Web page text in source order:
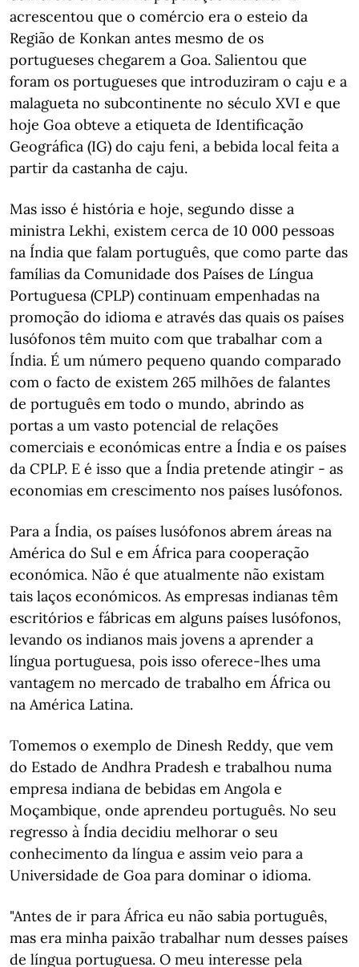
acrescentou que o comércio era o esteio da
Região de Konkan antes mesmo de os
portugueses chegarem a Goa. Salientou que
foram os portugueses que introduziram o caju e a
malagueta no subcontinente no século XVI e que
hoje Goa obteve a etiqueta de Identificação
Geográfica (IG) do caju feni, a bebida local feita a
partir da castanha de caju.
Mas isso é história e hoje, segundo disse a
ministra Lekhi, existem cerca de 10 000 pessoas
na Índia que falam português, que como parte das
famílias da Comunidade dos Países de Língua
Portuguesa (CPLP) continuam empenhadas na
promoção do idioma e através das quais os países
lusófonos têm muito com que trabalhar com a
Índia. É um número pequeno quando comparado
com o facto de existem 265 milhões de falantes
de português em todo o mundo, abrindo as
portas a um vasto potencial de relações
comerciais e económicas entre a Índia e os países
da CPLP. E é isso que a Índia pretende atingir - as
economias em crescimento nos países lusófonos.
Para a Índia, os países lusófonos abrem áreas na
América do Sul e em África para cooperação
económica. Não é que atualmente não existam
tais laços económicos. As empresas indianas têm
escritórios e fábricas em alguns países lusófonos,
levando os indianos mais jovens a aprender a
língua portuguesa, pois isso oferece-lhes uma
vantagem no mercado de trabalho em África ou
na América Latina.
Tomemos o exemplo de Dinesh Reddy, que vem
do Estado de Andhra Pradesh e trabalhou numa
empresa indiana de bebidas em Angola e
Moçambique, onde aprendeu português. No seu
regresso à Índia decidiu melhorar o seu
conhecimento da língua e assim veio para a
Universidade de Goa para dominar o idioma.
"Antes de ir para África eu não sabia português,
mas era minha paixão trabalhar num desses países
de língua portuguesa. O meu interesse pela